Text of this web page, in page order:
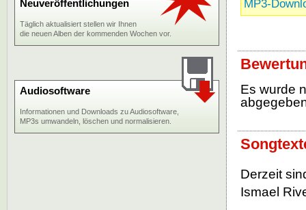
MP3-
Es wurde
Derzeit
Ismael
Neuveröffentlichungen
Täglich aktualisiert stellen wir Ihnen
die neuen Alben der kommenden Wochen vor.
Audiosoftware
Informationen und Downloads zu Audiosoftware,
MP3s umwandeln, löschen und normalisieren.